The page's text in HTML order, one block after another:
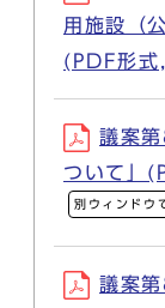
用施設（
(PDF形
議案
ついて」
別ウィンドウ
議案